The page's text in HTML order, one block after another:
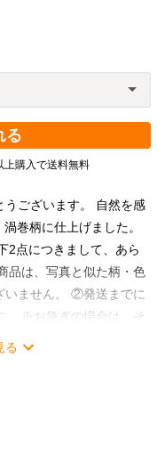
る
上購入で送料無料
うございます。 自然を感
巻柄に仕上げました。
2点につきまして、あら
品は、写真と似た柄・色
いません。 ②発送までに
。 ※お急ぎの場合は、そ
ーー詳細ーー ○素材 コ
着丈72cm／肩幅48cm／
XL 着丈78cm／肩幅
る